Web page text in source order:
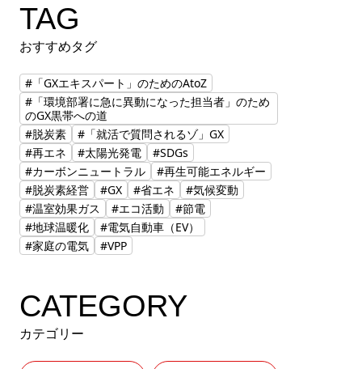
TAG
おすすめタグ
#「GXエキスパート」のためのAtoZ
#「環境部署に急に異動になった担当者」のため
のGX黒帯への道
#脱炭素
#「就活で質問されるゾ」GX
#再エネ
#太陽光発電
#SDGs
#カーボンニュートラル
#再生可能エネルギー
#脱炭素経営
#GX #省エネ
#気候変動
#温室効果ガス
#エコ活動
#節電
#地球温暖化
#電気自動車（EV）
#家庭の電気
#VPP
CATEGORY
カテゴリー